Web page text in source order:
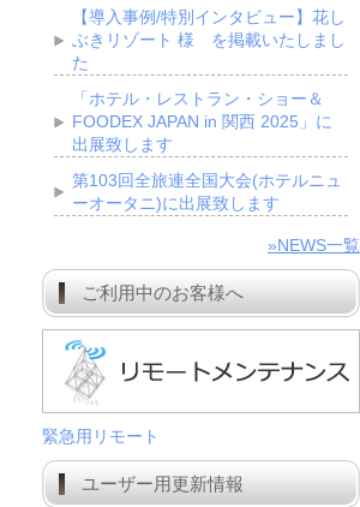
【導入事例/特別インタビュー】花し
ぶきリゾート 様 を掲載いたしまし
た
「ホテル・レストラン・ショー＆
FOODEX JAPAN in 関西 2025」に
出展致します
第103回全旅連全国大会(ホテルニュ
ーオータニ)に出展致します
»NEWS一覧
ご利用中のお客様へ
緊急用リモート
ユーザー用更新情報